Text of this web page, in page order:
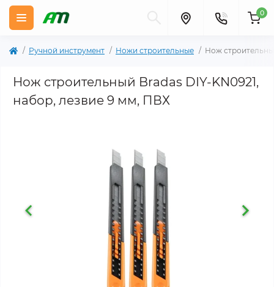
0
Ручной инструмент Ножи строительные Нож
Нож строительный Bradas DIY-KN0921,
набор, лезвие 9 мм, ПВХ